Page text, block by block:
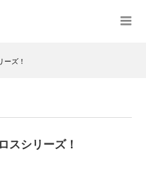
ズ！
スシリーズ！